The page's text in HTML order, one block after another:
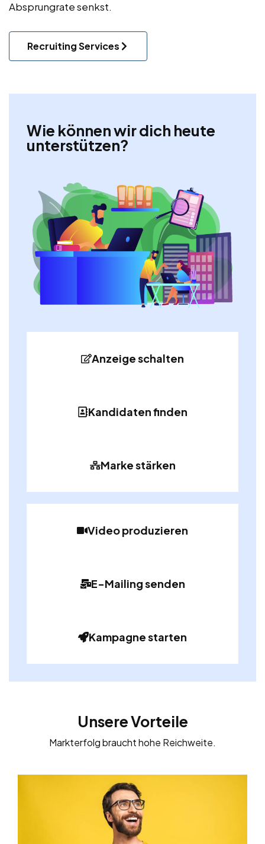
Absprungrate senkst.
Recruiting Services
Wie können wir dich heute
unterstützen?
Anzeige schalten
Kandidaten finden
Marke stärken
Video produzieren
E-Mailing senden
Kampagne starten
Unsere Vorteile
Markterfolg braucht hohe Reichweite.